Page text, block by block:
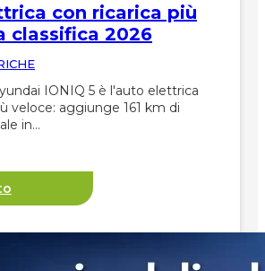
con ricarica più
classifica 2026
IONIQ 5 è l'auto elettrica
veloce: aggiunge 161 km di
in…